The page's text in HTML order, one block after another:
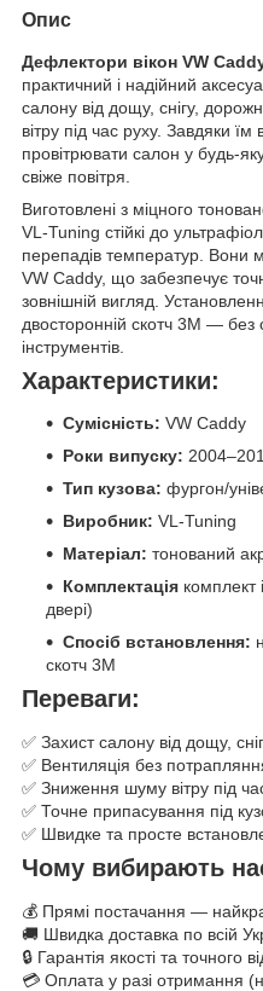
Опис
Дефлектори вікон VW
практичний і надійний
салону від дощу, снігу,
вітру під час руху. Завдяки
провітрювати салон у будь-
свіже повітря.
Виготовлені з міцного
VL-Tuning стійкі до
перепадів температур. Вони
VW Caddy, що забезпечує
зовнішній вигляд.
двосторонній скотч 3M — без
інструментів.
Характеристики:
Сумісність: VW Caddy
Роки випуску:
Тип кузова: фургон/
Виробник: VL-Tuning
Матеріал: тонований
Комплектація комплект
двері)
Спосіб встановлення:
скотч 3M
Переваги:
✅ Захист салону від дощу,
✅ Вентиляція без
✅ Зниження шуму вітру під
✅ Точне припасування під
✅ Швидке та просте
Чому вибирають
💰 Прямі постачання —
🚚 Швидка доставка по всій
🔒 Гарантія якості та точного
💳 Оплата у разі отримання